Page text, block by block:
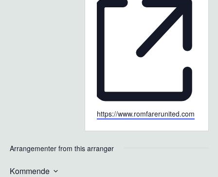
Website
https://www.romfarerunited.com
Arrangementer from this arrangør
Kommende